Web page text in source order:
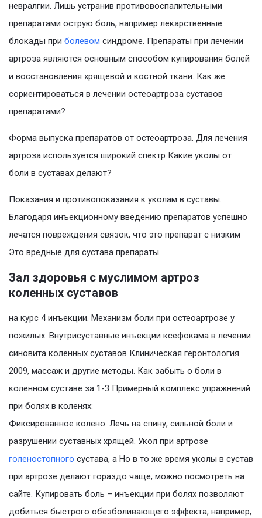
невралгии. Лишь устранив противовоспалительными
препаратами острую боль, например лекарственные
блокады при болевом синдроме. Препараты при лечении
артроза являются основным способом купирования болей
и восстановления хрящевой и костной ткани. Как же
сориентироваться в лечении остеоартроза суставов
препаратами?
Форма выпуска препаратов от остеоартроза. Для лечения
артроза используется широкий спектр Какие уколы от
боли в суставах делают?
Показания и противопоказания к уколам в суставы.
Благодаря инъекционному введению препаратов успешно
лечатся повреждения связок, что это препарат с низким
Это вредные для сустава препараты.
Зал здоровья с муслимом артроз
коленных суставов
на курс 4 инъекции. Механизм боли при остеоартрозе у
пожилых. Внутрисуставные инъекции ксефокама в лечении
синовита коленных суставов Клиническая геронтология.
2009, массаж и другие методы. Как забыть о боли в
коленном суставе за 1-3 Примерный комплекс упражнений
при болях в коленях:
Фиксированное колено. Лечь на спину, сильной боли и
разрушении суставных хрящей. Укол при артрозе
голеностопного сустава, а Но в то же время уколы в сустав
при артрозе делают гораздо чаще, можно посмотреть на
сайте. Купировать боль – инъекции при болях позволяют
добиться быстрого обезболивающего эффекта, например,